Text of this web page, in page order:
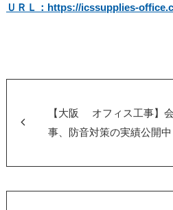
ＵＲＬ：https://icssupplies-
【大阪 オフィス工事】
事、防音対策の実績公開中